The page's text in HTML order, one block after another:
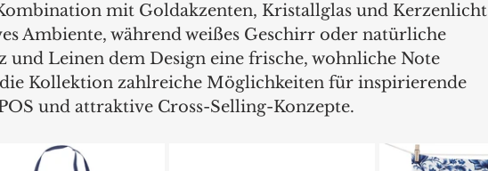
mit Goldakzenten, Kristallglas und Kerzenlicht
Ambiente, während weißes Geschirr oder natürliche
und Leinen dem Design eine frische, wohnliche Note
Kollektion zahlreiche Möglichkeiten für inspirierende
und attraktive Cross-Selling-Konzepte.